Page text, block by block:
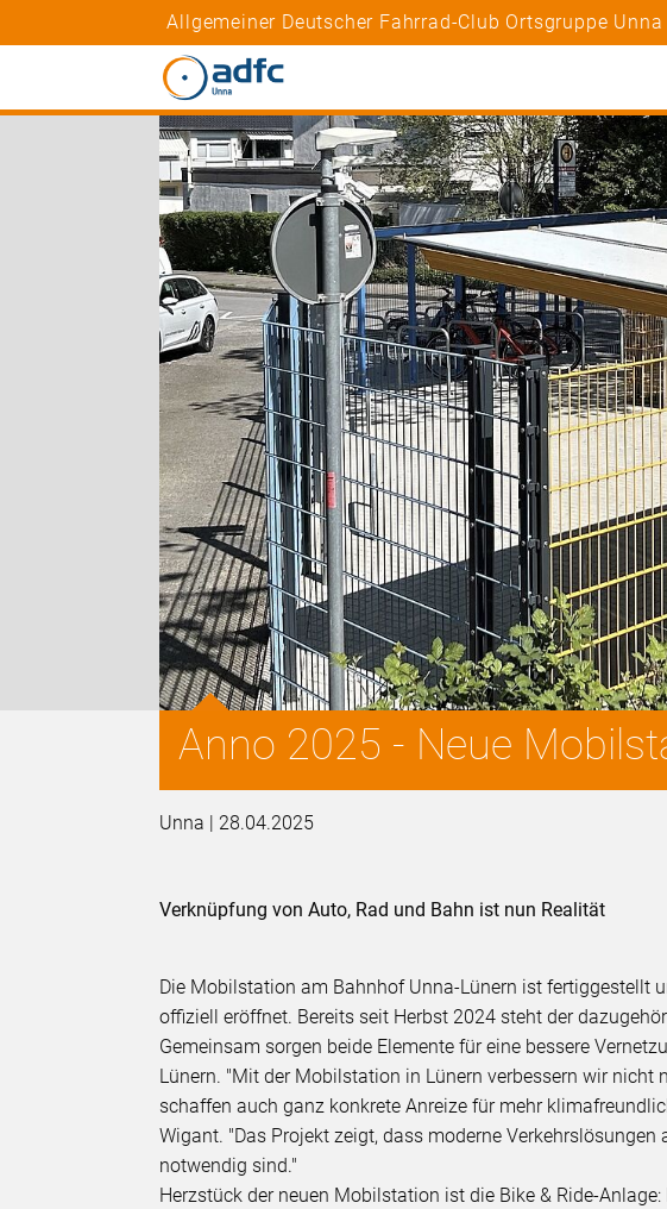
Allgemeiner Deutscher Fahrrad-Club Ortsgruppe Unna
Anno 2025 - Neue
Unna | 28.04.2025
Verknüpfung von Auto, Rad und Bahn ist nun Realität
Die Mobilstation am Bahnhof Unna-Lünern ist fertiggestellt
offiziell eröffnet. Bereits seit Herbst 2024 steht der
Gemeinsam sorgen beide Elemente für eine bessere
Lünern. "Mit der Mobilstation in Lünern verbessern wir nicht
schaffen auch ganz konkrete Anreize für mehr
Wigant. "Das Projekt zeigt, dass moderne
notwendig sind."
Herzstück der neuen Mobilstation ist die Bike & Ride-